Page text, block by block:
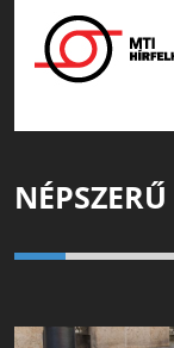
NÉPSZERŰ